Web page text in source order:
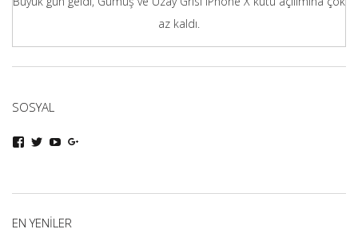
az kaldı.
SOSYAL
iphoneturka
profilini
iphoneturka
profilini
iphoneturka
profiliniprofilini
EN YENILER